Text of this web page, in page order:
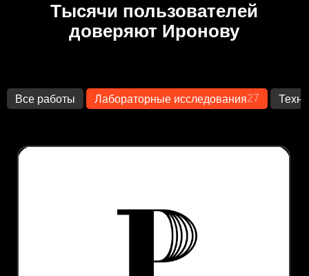
Тысячи пользователей
доверяют Иронову
Все работы Лабораторные исследования27